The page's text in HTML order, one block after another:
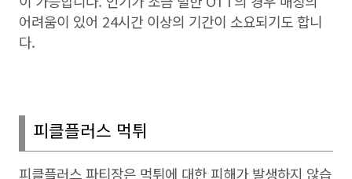
어려움이 있어 24시간 이상의 기간이 소요되기도 합니
다.
피클플러스 먹튀
피클플러스 파티장은 먹튀에 대한 피해가 발생하지 않습